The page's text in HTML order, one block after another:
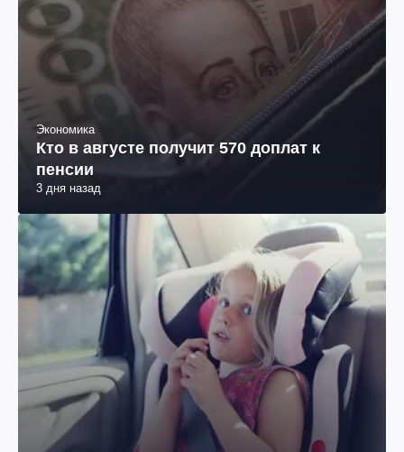
Экономика
Кто в августе получит 570 доплат к
пенсии
3 дня назад